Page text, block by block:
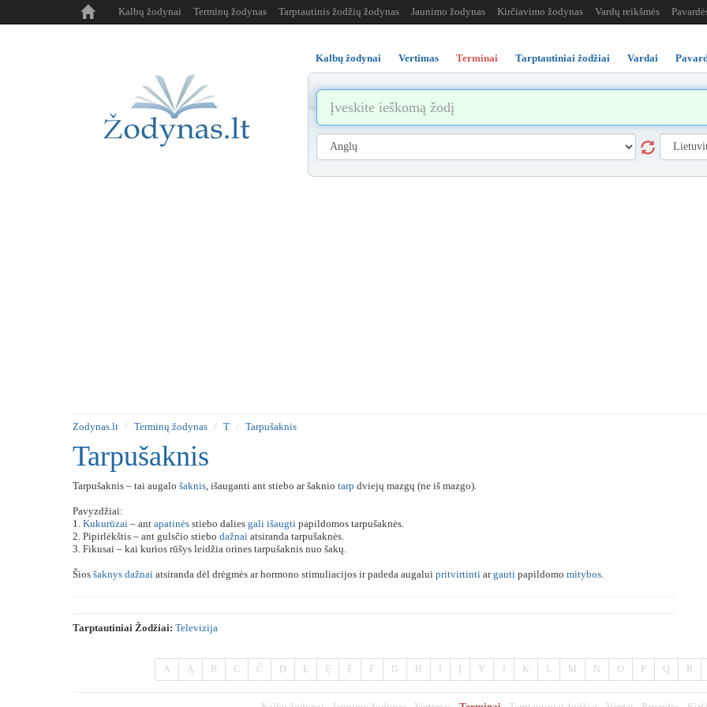
Kalbų žodynai Terminų žodynas Tarptautinis žodžių žodynas Jaunimo žodynas Kirčiavimo žodynas Vardų reikšmės
Kalbų žodynai Vertimas Terminai Tarptautiniai žodžiai Vardai
Zodynas.lt Terminų žodynas T Tarpušaknis
Tarpušaknis
Tarpušaknis – tai augalo šaknis, išauganti ant stiebo ar šaknio tarp dviejų mazgų (ne iš mazgo).
Pavyzdžiai:
1. Kukurūzai – ant apatinės stiebo dalies gali išaugti papildomos tarpušaknės.
2. Pipirlėkštis – ant gulsčio stiebo dažnai atsiranda tarpušaknės.
3. Fikusai – kai kurios rūšys leidžia orines tarpušaknis nuo šakų.
Šios šaknys dažnai atsiranda dėl drėgmės ar hormono stimuliacijos ir padeda augalui pritvirtinti argauti papildomo mitybos.
Tarptautiniai Žodžiai: Televizija
A Ą B C Č D E Ę Ė F G H Y J K L M N O P Q R